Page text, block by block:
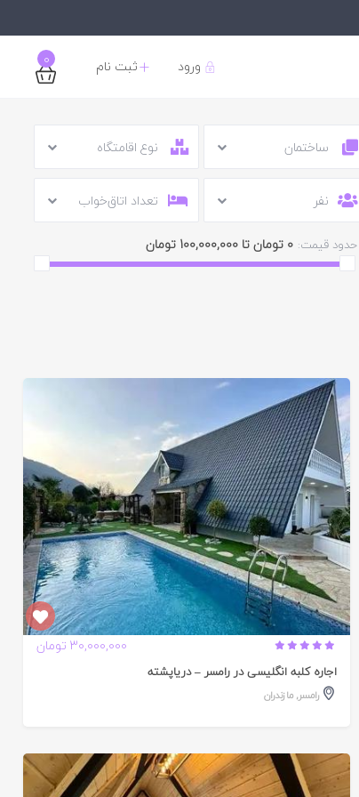
0 ورود ثبت نام
ساختمان نوع اقامتگاه
نفر تعداد اتاق‌خواب
حدود قیمت: 0 تومان تا 100,000,000 تومان
30,000,000 تومان
اجاره کلبه انگلیسی در رامسر – دریاپشته
رامسر,مازندران